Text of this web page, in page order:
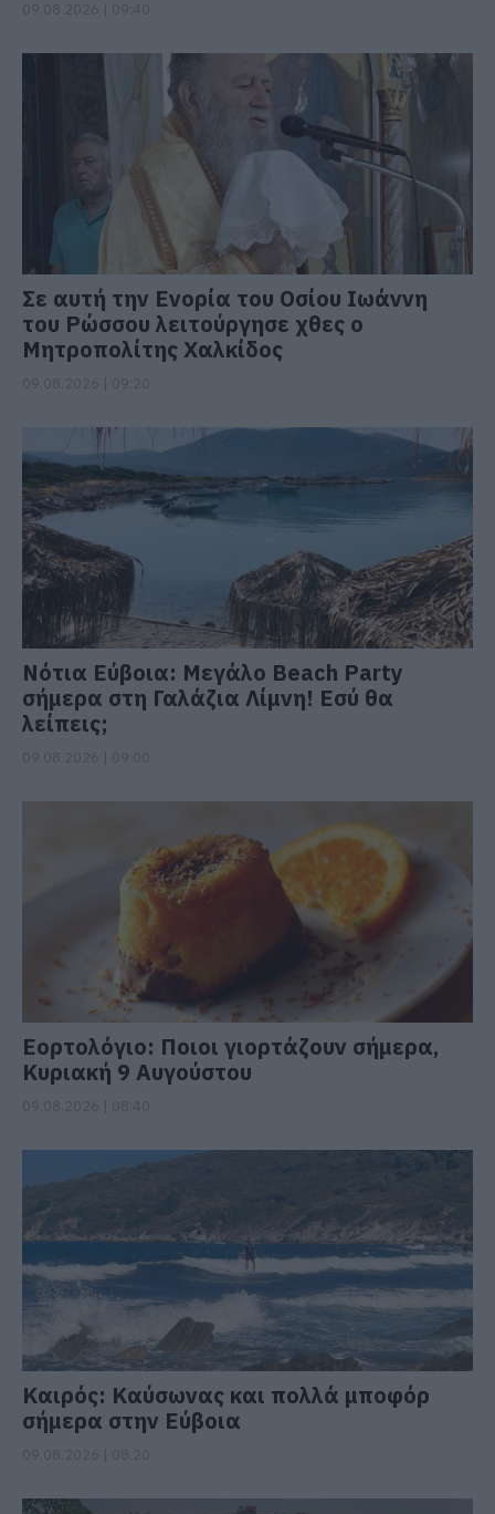
Σε αυτή την Ενορία του Οσίου Ιωάννη
του Ρώσσου λειτούργησε χθες ο
Μητροπολίτης Χαλκίδος
Νότια Εύβοια: Μεγάλο Beach Party
σήμερα στη Γαλάζια Λίμνη! Εσύ θα
λείπεις;
Εορτολόγιο: Ποιοι γιορτάζουν σήμερα,
Κυριακή 9 Αυγούστου
Καιρός: Καύσωνας και πολλά μποφόρ
σήμερα στην Εύβοια